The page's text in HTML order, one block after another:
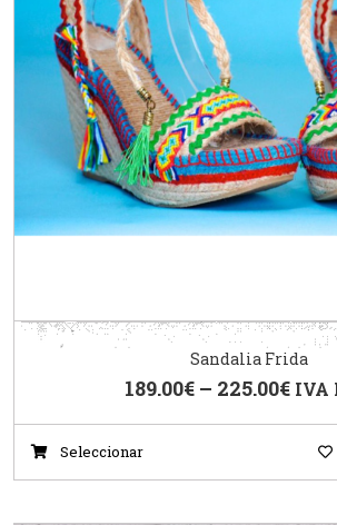
Sandalia Frida
189.00€ – 225.00€ IVA
Seleccionar